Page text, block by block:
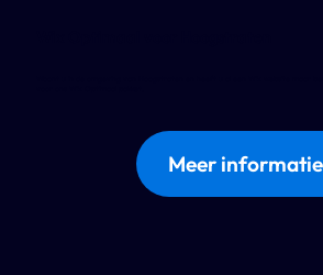
Meer informatie